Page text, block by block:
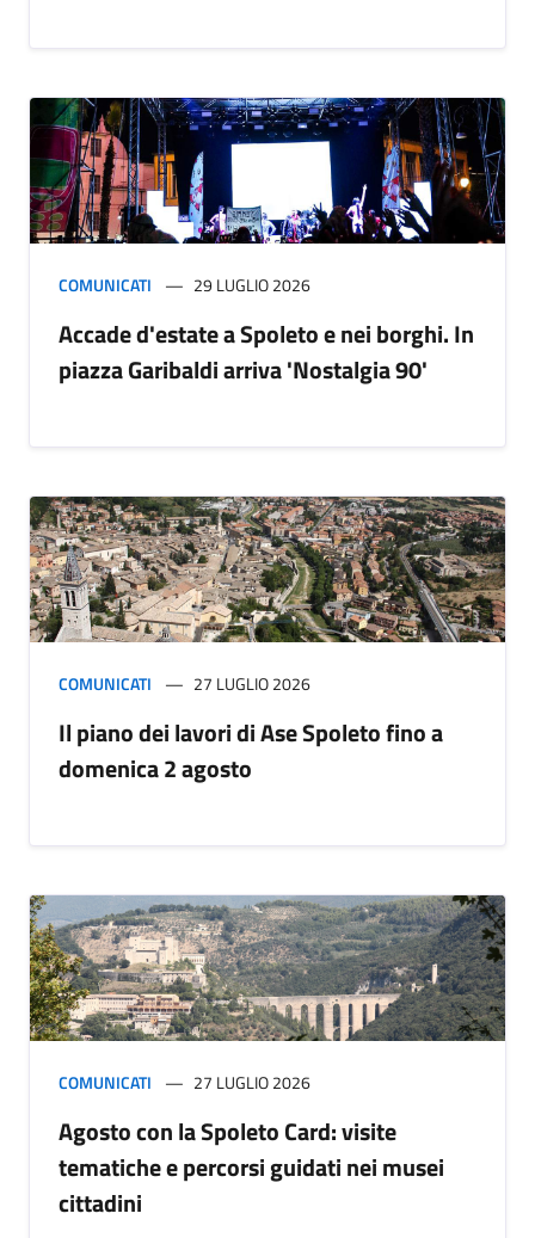
COMUNICATI 29 LUGLIO 2026
Accade d'estate a Spoleto e nei borghi. In
piazza Garibaldi arriva 'Nostalgia 90'
COMUNICATI 27 LUGLIO 2026
Il piano dei lavori di Ase Spoleto fino a
domenica 2 agosto
COMUNICATI 27 LUGLIO 2026
Agosto con la Spoleto Card: visite
tematiche e percorsi guidati nei musei
cittadini